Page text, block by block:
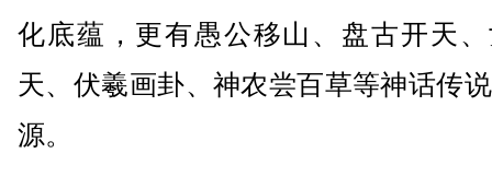
化底蕴，更有愚公移山、盘古开天
天、伏羲画卦、神农尝百草等神话传
源。